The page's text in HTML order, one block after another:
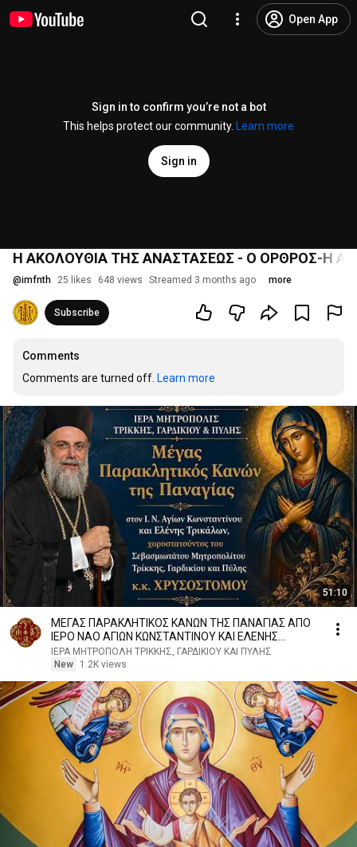
Open App
Sign in to confirm you’re not a bot
This helps protect our community.
Learn more
Sign in
H ΑΚΟΛΟΥΘΙΑ ΤΗΣ ΑΝΑΣΤΑΣΕΩΣ - Ο ΟΡΘΡΟΣ-Η
@imfnth 25 likes 648 views Streamed 3 months ago more
Subscribe
Comments
Comments are turned off. Learn more
51:10
ΜΕΓΑΣ ΠΑΡΑΚΛΗΤΙΚΟΣ ΚΑΝΩΝ ΤΗΣ ΠΑΝΑΓΙΑΣ ΑΠΟ
ΙΕΡΟ ΝΑΟ ΑΓΙΩΝ ΚΩΝΣΤΑΝΤΙΝΟΥ ΚΑΙ ΕΛΕΝΗΣ
ΤΡΙΚΑΛΩΝ
ΙΕΡΑ ΜΗΤΡΟΠΟΛΗ ΤΡΙΚΚΗΣ, ΓΑΡΔΙΚΙΟΥ ΚΑΙ ΠΥΛΗΣ
New
1.2K views